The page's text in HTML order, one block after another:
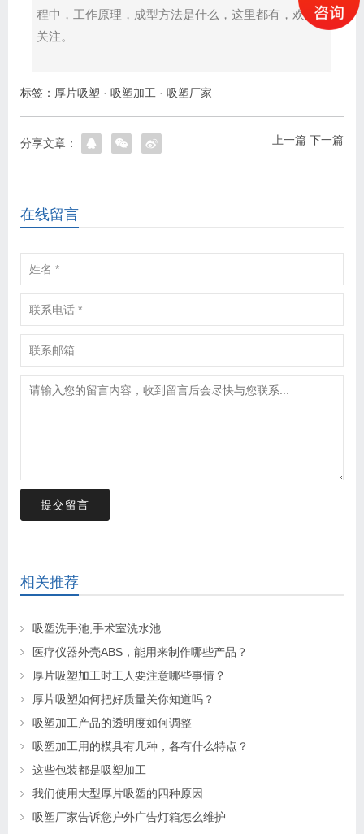
程中，工作原理，成型方法是什么，这里都有，欢迎
关注。
标签： 厚片吸塑 · 吸塑加工 · 吸塑厂家
上一篇 下一篇
分享文章：
在线留言
提交留言
相关推荐
吸塑洗手池,手术室洗水池
医疗仪器外壳ABS，能用来制作哪些产品？
厚片吸塑加工时工人要注意哪些事情？
厚片吸塑如何把好质量关你知道吗？
吸塑加工产品的透明度如何调整
吸塑加工用的模具有几种，各有什么特点？
这些包装都是吸塑加工
我们使用大型厚片吸塑的四种原因
吸塑厂家告诉您户外广告灯箱怎么维护